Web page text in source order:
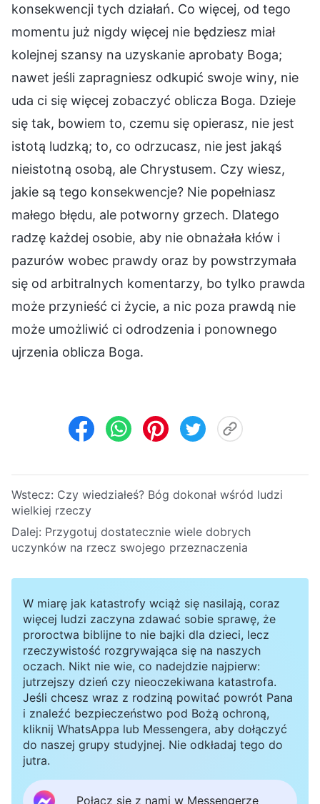
konsekwencji tych działań. Co więcej, od tego
momentu już nigdy więcej nie będziesz miał
kolejnej szansy na uzyskanie aprobaty Boga;
nawet jeśli zapragniesz odkupić swoje winy, nie
uda ci się więcej zobaczyć oblicza Boga. Dzieje
się tak, bowiem to, czemu się opierasz, nie jest
istotą ludzką; to, co odrzucasz, nie jest jakąś
nieistotną osobą, ale Chrystusem. Czy wiesz,
jakie są tego konsekwencje? Nie popełniasz
małego błędu, ale potworny grzech. Dlatego
radzę każdej osobie, aby nie obnażała kłów i
pazurów wobec prawdy oraz by powstrzymała
się od arbitralnych komentarzy, bo tylko prawda
może przynieść ci życie, a nic poza prawdą nie
może umożliwić ci odrodzenia i ponownego
ujrzenia oblicza Boga.
Wstecz: Czy wiedziałeś? Bóg dokonał wśród ludzi
wielkiej rzeczy
Dalej: Przygotuj dostatecznie wiele dobrych
uczynków na rzecz swojego przeznaczenia
W miarę jak katastrofy wciąż się nasilają, coraz
więcej ludzi zaczyna zdawać sobie sprawę, że
proroctwa biblijne to nie bajki dla dzieci, lecz
rzeczywistość rozgrywająca się na naszych
oczach. Nikt nie wie, co nadejdzie najpierw:
jutrzejszy dzień czy nieoczekiwana katastrofa.
Jeśli chcesz wraz z rodziną powitać powrót Pana
i znaleźć bezpieczeństwo pod Bożą ochroną,
kliknij WhatsAppa lub Messengera, aby dołączyć
do naszej grupy studyjnej. Nie odkładaj tego do
jutra.
Połącz się z nami w Messengerze